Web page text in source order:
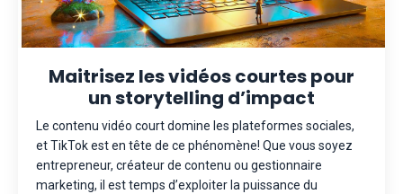
Maitrisez les vidéos courtes pour
un storytelling d’impact
Le contenu vidéo court domine les plateformes sociales,
et TikTok est en tête de ce phénomène! Que vous soyez
entrepreneur, créateur de contenu ou gestionnaire
marketing, il est temps d’exploiter la puissance du